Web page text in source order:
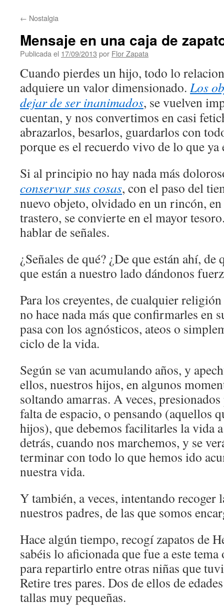
← Nostalgia
Mensaje en una caja de
Publicada el 17/09/2013 por Flor Zapata
Cuando pierdes un hijo, todo lo
adquiere un valor dimensionado.Los
dejar de ser inanimados, se vuelven
cuentan, y nos convertimos en casi
abrazarlos, besarlos, guardarlos con
porque es el recuerdo vivo de lo que ya
Si al principio no hay nada más
conservar sus cosas, con el paso del
nuevo objeto, olvidado en un rincón,
trastero, se convierte en el mayor
hablar de señales.
¿Señales de qué? ¿De que están ahí, de
que están a nuestro lado dándonos
Para los creyentes, de cualquier
no hace nada más que confirmarles en
pasa con los agnósticos, ateos o
ciclo de la vida.
Según se van acumulando años, y
ellos, nuestros hijos, en algunos
soltando amarras. A veces,
falta de espacio, o pensando (aquellos
hijos), que debemos facilitarles la vida
detrás, cuando nos marchemos, y se
terminar con todo lo que hemos ido
nuestra vida.
Y también, a veces, intentando recoger
nuestros padres, de las que somos
Hace algún tiempo, recogí zapatos de
sabéis lo aficionada que fue a este
para repartirlo entre otras niñas que
Retire tres pares. Dos de ellos de
tallas muy pequeñas.